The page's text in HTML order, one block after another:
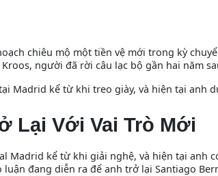
chiêu mộ một tiền vệ mới trong kỳ
người đã rời câu lạc bộ gần hai năm
Madrid kể từ khi treo giày, và hiện tại anh
Lại Với Vai Trò Mới
Madrid kể từ khi giải nghệ, và hiện tại anh
luận đang diễn ra để anh trở lại Santiago